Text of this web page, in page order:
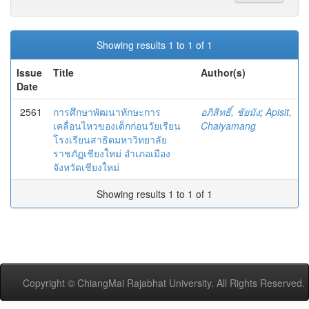
Showing results 1 to 1 of 1
Issue
Date
Title Author(s)
2561
การศึกษาพัฒนาทักษะการ
เคลื่อนไหวของเด็กก่อนวัยเรียน
โรงเรียนสาธิตมหาวิทยาลัย
ราชภัฏเชียงใหม่ อำเภอเมือง
จังหวัดเชียงใหม่
อภิสิทธิ์, ชัยมัง;Apisit,
Chaiyamang
Showing results 1 to 1 of 1
Copyright © ChiangMai Rajabhat University. All Rights Reserved.